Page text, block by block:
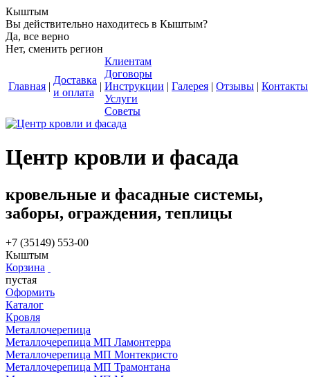
Кыштым
Вы действительно находитесь в Кыштым?
Да, все верно
Нет, сменить регион
Главная |
Доставка
и оплата
|
Клиентам
Договоры
Инструкции
Услуги
Советы
| Галерея | Отзывы | Контакты
Центр кровли и фасада
кровельные и фасадные системы,
заборы, ограждения, теплицы
+7 (35149) 553-00
Кыштым
Корзина
пустая
Оформить
Каталог
Кровля
Металлочерепица
Металлочерепица МП Ламонтерра
Металлочерепица МП Монтекристо
Металлочерепица МП Трамонтана